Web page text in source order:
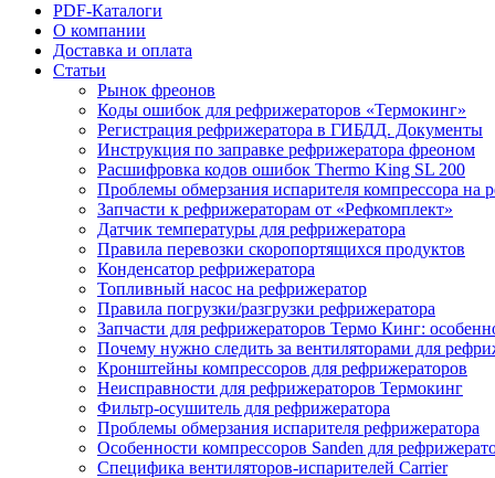
PDF-Каталоги
О компании
Доставка и оплата
Статьи
Рынок фреонов
Коды ошибок для рефрижераторов «Термокинг»
Регистрация рефрижератора в ГИБДД. Документы
Инструкция по заправке рефрижератора фреоном
Расшифровка кодов ошибок Thermo King SL 200
Проблемы обмерзания испарителя компрессора на
Запчасти к рефрижераторам от «Рефкомплект»
Датчик температуры для рефрижератора
Правила перевозки скоропортящихся продуктов
Конденсатор рефрижератора
Топливный насос на рефрижератор
Правила погрузки/разгрузки рефрижератора
Запчасти для рефрижераторов Термо Кинг:
Почему нужно следить за вентиляторами для
Кронштейны компрессоров для рефрижераторов
Неисправности для рефрижераторов Термокинг
Фильтр-осушитель для рефрижератора
Проблемы обмерзания испарителя рефрижератора
Особенности компрессоров Sanden для
Специфика вентиляторов-испарителей Carrier